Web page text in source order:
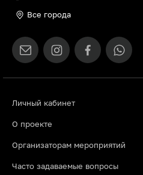
Личный кабинет
О проекте
Организаторам мероприятий
Часто задаваемые вопросы
Все города